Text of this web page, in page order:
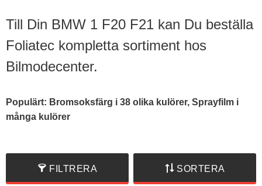
Till Din BMW 1 F20 F21 kan Du beställa
Foliatec kompletta sortiment hos
Bilmodecenter.
Populärt: Bromsoksfärg i 38 olika kulörer, Sprayfilm i
många kulörer
FILTRERA SORTERA